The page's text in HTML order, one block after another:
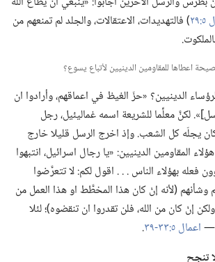
‏)‏ فالتهديدات،‏ الاعتقالات،‏ والجلد لم تمنعهم من
الدينيين؟‏ «حزّ الغيظ في اعماقهم،‏ وأرادوا ان
لكنَّ معلِّما للشريعة اسمه غماليئيل،‏ رجل
يجلّه كل الشعب.‏ وإذ اخرج الرسل قليلا خارج
المقاومين الدينيين:‏ «يا رجال اسرائيل،‏ انتبهوا
فعله بهؤلاء الناس .‏ .‏ .‏ اقول لكم:‏ لا تتعرَّضوا
وشأنهم (‏لأنه إنْ كان هذا المخطَّط او هذا العمل من
إنْ كان من الله،‏ فلن تقدروا ان تنقضوه)‏؛‏ لئلا
—‏اعمال ٥:‏٣٣-‏٣٩
‏.‏
تنجح